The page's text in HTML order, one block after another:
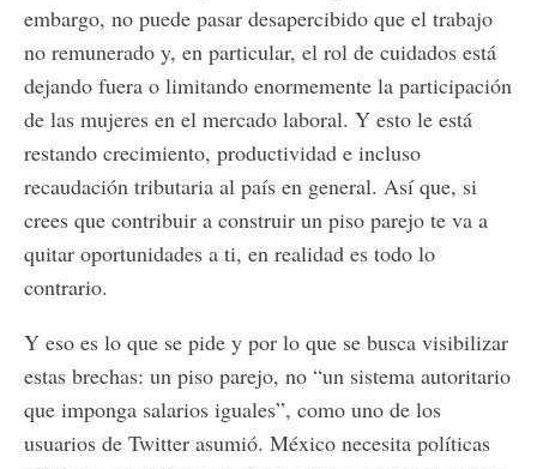
embargo, no puede pasar desapercibido que el trabajo
no remunerado y, en particular, el rol de cuidados está
dejando fuera o limitando enormemente la participación
de las mujeres en el mercado laboral. Y esto le está
restando crecimiento, productividad e incluso
recaudación tributaria al país en general. Así que, si
crees que contribuir a construir un piso parejo te va a
quitar oportunidades a ti, en realidad es todo lo
contrario.
Y eso es lo que se pide y por lo que se busca visibilizar
estas brechas: un piso parejo, no “un sistema autoritario
que imponga salarios iguales”, como uno de los
usuarios de Twitter asumió. México necesita políticas